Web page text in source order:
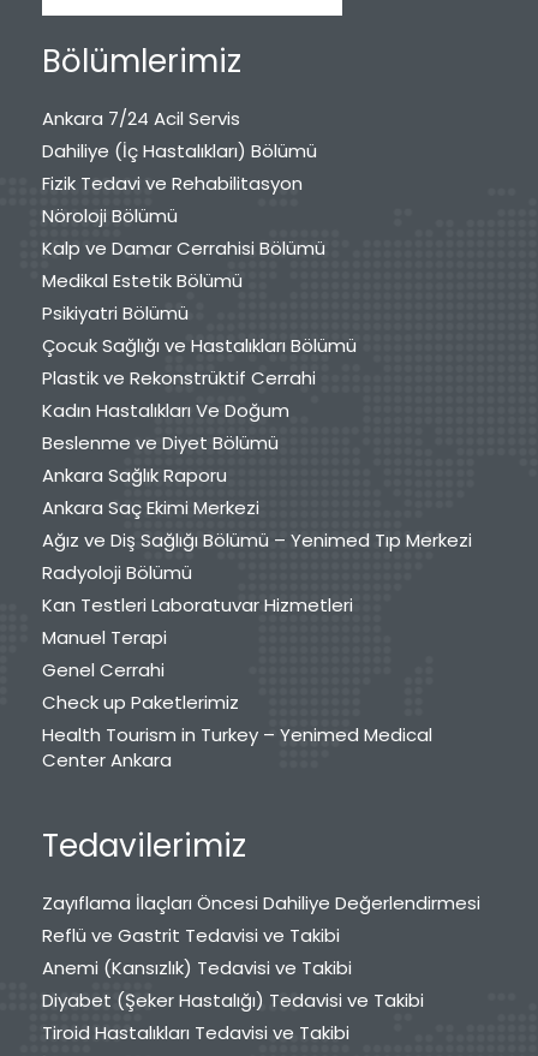
Bölümlerimiz
Ankara 7/24 Acil Servis
Dahiliye (İç Hastalıkları) Bölümü
Fizik Tedavi ve Rehabilitasyon
Nöroloji Bölümü
Kalp ve Damar Cerrahisi Bölümü
Medikal Estetik Bölümü
Psikiyatri Bölümü
Çocuk Sağlığı ve Hastalıkları Bölümü
Plastik ve Rekonstrüktif Cerrahi
Kadın Hastalıkları Ve Doğum
Beslenme ve Diyet Bölümü
Ankara Sağlık Raporu
Ankara Saç Ekimi Merkezi
Ağız ve Diş Sağlığı Bölümü – Yenimed Tıp Merkezi
Radyoloji Bölümü
Kan Testleri Laboratuvar Hizmetleri
Manuel Terapi
Genel Cerrahi
Check up Paketlerimiz
Health Tourism in Turkey – Yenimed Medical
Center Ankara
Tedavilerimiz
Zayıflama İlaçları Öncesi Dahiliye Değerlendirmesi
Reflü ve Gastrit Tedavisi ve Takibi
Anemi (Kansızlık) Tedavisi ve Takibi
Diyabet (Şeker Hastalığı) Tedavisi ve Takibi
Tiroid Hastalıkları Tedavisi ve Takibi